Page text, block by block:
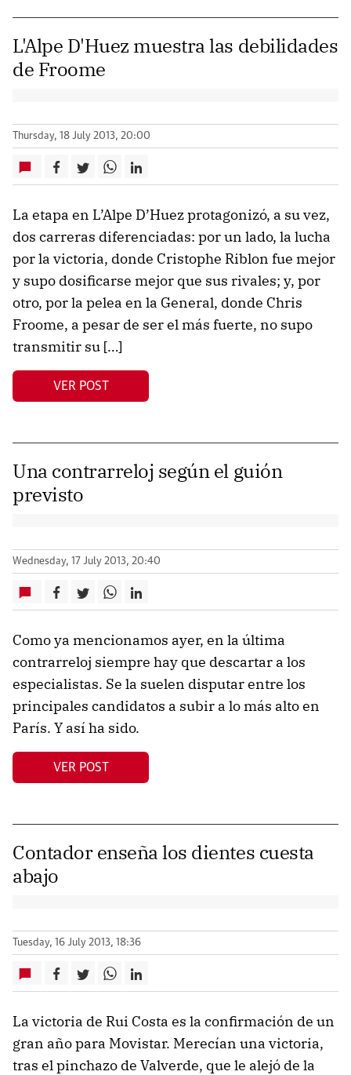
L'Alpe D'Huez muestra las debilidades
de Froome
Thursday, 18 July 2013, 20:00
La etapa en L’Alpe D’Huez protagonizó, a su vez,
dos carreras diferenciadas: por un lado, la lucha
por la victoria, donde Cristophe Riblon fue mejor
y supo dosificarse mejor que sus rivales; y, por
otro, por la pelea en la General, donde Chris
Froome, a pesar de ser el más fuerte, no supo
transmitir su […]
VER POST
Una contrarreloj según el guión
previsto
Wednesday, 17 July 2013, 20:40
Como ya mencionamos ayer, en la última
contrarreloj siempre hay que descartar a los
especialistas. Se la suelen disputar entre los
principales candidatos a subir a lo más alto en
París. Y así ha sido.
VER POST
Contador enseña los dientes cuesta
abajo
Tuesday, 16 July 2013, 18:36
La victoria de Rui Costa es la confirmación de un
gran año para Movistar. Merecían una victoria,
tras el pinchazo de Valverde, que le alejó de la